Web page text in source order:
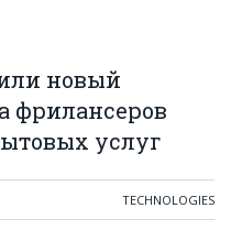
новый
фрилансеров
услуг
TECHNOLOGIES